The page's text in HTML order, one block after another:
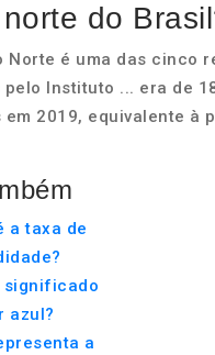
norte do
Norte é uma das cinco
Instituto ... era de
2019, equivalente à
a taxa de
significado
azul?
a